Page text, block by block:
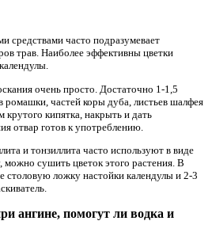
средствами часто подразумевает
трав. Наиболее эффективны цветки
очень просто. Достаточно 1-1,5
ромашки, частей коры дуба, листьев шалфея
крутого кипятка, накрыть и дать
отвар готов к употреблению.
и тонзиллита часто используют в виде
можно сушить цветок этого растения. В
столовую ложку настойки календулы и 2-3
ангине, помогут ли водка и